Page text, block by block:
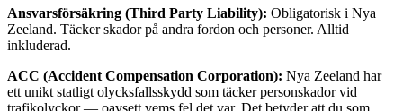
Ansvarsförsäkring (Third Party Liability): Obligatorisk i Nya
Zeeland. Täcker skador på andra fordon och personer. Alltid
inkluderad.
ACC (Accident Compensation Corporation): Nya Zeeland har
ett unikt statligt olycksfallsskydd som täcker personskador vid